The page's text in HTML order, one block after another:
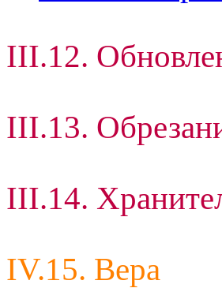
III.12.
III.13.
III.14.
IV.15. Вера